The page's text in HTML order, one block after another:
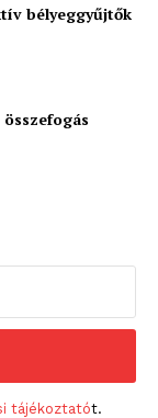
bélyeggyűjtők
tájékoztatót.